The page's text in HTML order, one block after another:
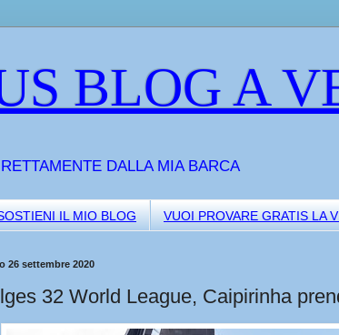
BLOG A
DALLA MIA BARCA
IL MIO BLOG VUOI PROVARE GRATIS LA
26 settembre 2020
32 World League, Caipirinha